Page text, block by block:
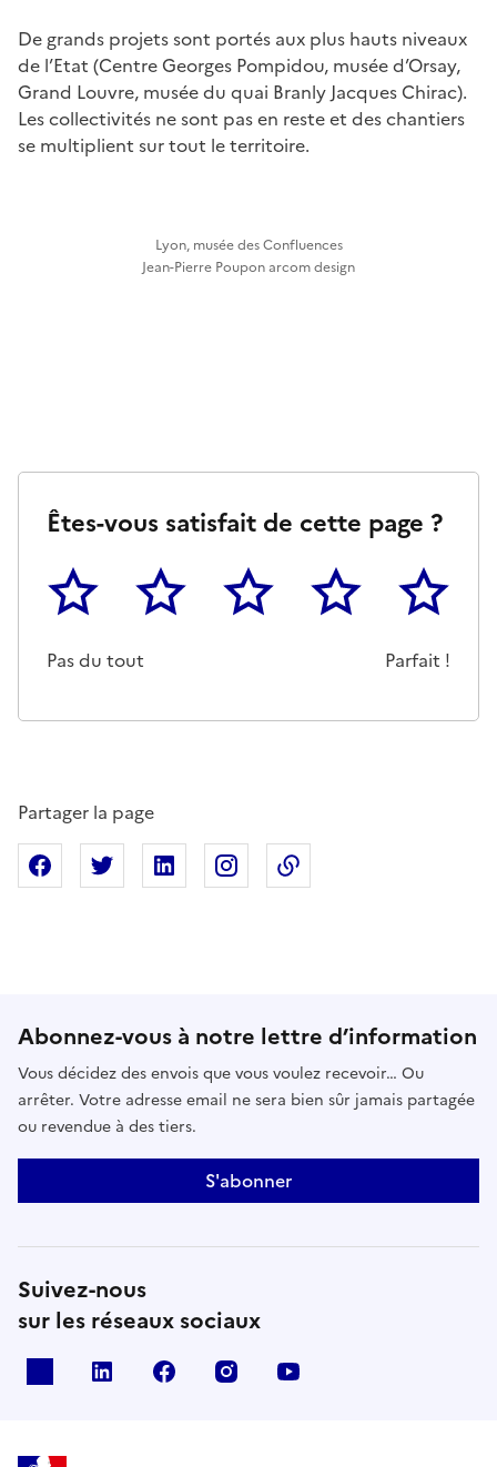
De grands projets sont portés aux plus hauts niveaux
de l’Etat (Centre Georges Pompidou, musée d’Orsay,
Grand Louvre, musée du quai Branly Jacques Chirac).
Les collectivités ne sont pas en reste et des chantiers
se multiplient sur tout le territoire.
Lyon, musée des Confluences
Jean-Pierre Poupon arcom design
Êtes-vous satisfait de cette page ?
1
Pas du tout
2 3 4 5
Parfait !
Partager la page
Partager sur Facebook
Partager sur XPartager sur Linkedin
Partager sur Instagram
Abonnez-vous à notre lettre d’information
Vous décidez des envois que vous voulez recevoir… Ou
arrêter. Votre adresse email ne sera bien sûr jamais partagée
ou revendue à des tiers.
S'abonner
Suivez-nous
sur les réseaux sociaux
linkedin facebook instagram